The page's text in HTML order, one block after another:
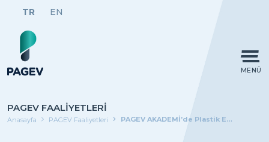
TR EN
MENÜ
PAGEV FAALIYETLERI
Anasayfa PAGEV Faaliyetleri PAGEV AKADEMİ’de Plastik Enjeksiyon Teknolojisi Eğitimi yapıldı…